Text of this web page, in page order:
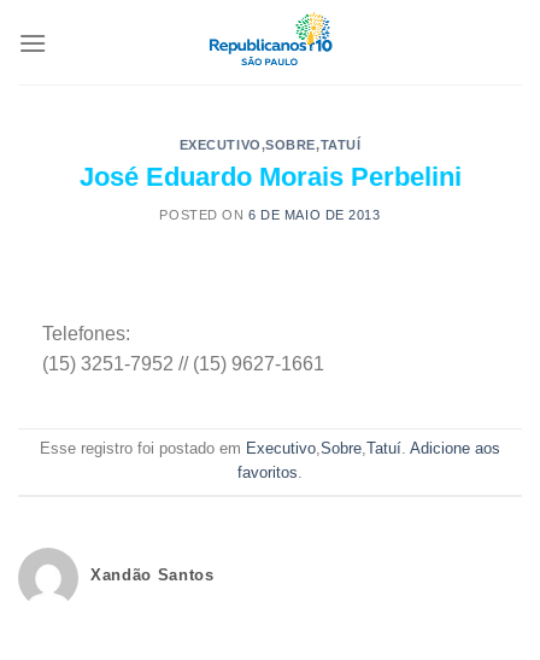
EXECUTIVO,SOBRE,TATUÍ
José Eduardo Morais Perbelini
POSTED ON6 DE MAIO DE 2013
Telefones:
(15) 3251-7952 // (15) 9627-1661
Esse registro foi postado em Executivo Sobre Tatuí Adicione aos
favoritos
Xandão Santos